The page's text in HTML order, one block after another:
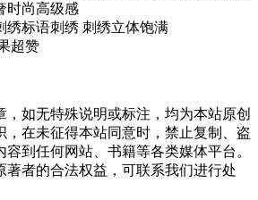
时尚高级感
绣标语刺绣 刺绣立体饱满
超赞
，如无特殊说明或标注，均为本站原创
，在未征得本站同意时，禁止复制、盗
到任何网站、书籍等各类媒体平台。
著者的合法权益，可联系我们进行处